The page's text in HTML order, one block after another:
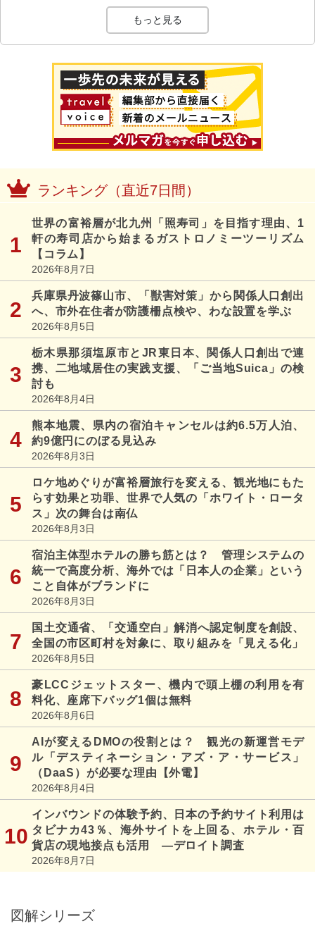
もっと見る
ランキング（直近7日間）
世界の富裕層が北九州「照寿司」を目指す理由、1
軒の寿司店から始まるガストロノミーツーリズム
【コラム】
2026年8月7日
兵庫県丹波篠山市、「獣害対策」から関係人口創出
へ、市外在住者が防護柵点検や、わな設置を学ぶ
2026年8月5日
栃木県那須塩原市とJR東日本、関係人口創出で連
携、二地域居住の実践支援、「ご当地Suica」の検
討も
2026年8月4日
熊本地震、県内の宿泊キャンセルは約6.5万人泊、
約9億円にのぼる見込み
2026年8月3日
ロケ地めぐりが富裕層旅行を変える、観光地にもた
らす効果と功罪、世界で人気の「ホワイト・ロータ
ス」次の舞台は南仏
2026年8月3日
宿泊主体型ホテルの勝ち筋とは？ 管理システムの
統一で高度分析、海外では「日本人の企業」という
こと自体がブランドに
2026年8月3日
国土交通省、「交通空白」解消へ認定制度を創設、
全国の市区町村を対象に、取り組みを「見える化」
2026年8月5日
豪LCCジェットスター、機内で頭上棚の利用を有
料化、座席下バッグ1個は無料
2026年8月6日
AIが変えるDMOの役割とは？ 観光の新運営モデ
ル「デスティネーション・アズ・ア・サービス」
（DaaS）が必要な理由【外電】
2026年8月4日
インバウンドの体験予約、日本の予約サイト利用は
タビナカ43％、海外サイトを上回る、ホテル・百
貨店の現地接点も活用 ―デロイト調査
2026年8月7日
図解シリーズ